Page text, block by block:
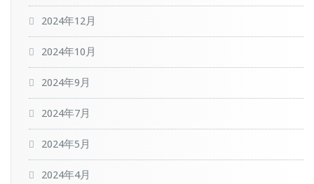
2024年12月
2024年10月
2024年9月
2024年7月
2024年5月
2024年4月